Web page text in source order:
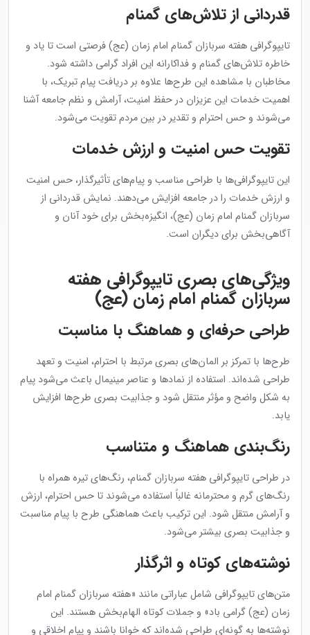
قدردانی از تلاش‌های گمنام
تایپوگرافی هفته سربازان گمنام امام زمان (عج) فرصتی است تا یاد و
خاطره تلاش‌های گمنام و فداکارانه این افراد گرامی داشته شود.
مخاطبان با مشاهده این طرح‌ها علاوه بر دریافت پیام تبریک، با
اهمیت خدمات این عزیزان در حفظ امنیت، آرامش و نظم جامعه آشنا
می‌شوند و حس احترام و تقدیر در بین مردم تقویت می‌شود.
تقویت حس امنیت و ارزش خدمات
این تایپوگرافی‌ها با طراحی مناسب و پیام‌های تأثیرگذار، حس امنیت
و ارزش خدمات را در جامعه افزایش می‌دهند. نمایش قدردانی از
سربازان گمنام امام زمان (عج)، انگیزه‌بخش برای خود آنان و
آگاهی‌بخش برای دیگران است.
ویژگی‌های بصری تایپوگرافی هفته
سربازان گمنام امام زمان (عج)
طراحی حرفه‌ای و هماهنگ با مناسبت
طرح‌ها با تمرکز بر المان‌های بصری مرتبط با احترام، امنیت و تعهد
طراحی شده‌اند. استفاده از نمادها و عناصر مینیمال باعث می‌شود پیام
به شکل واضح و مؤثر منتقل شود و جذابیت بصری طرح‌ها افزایش
یابد.
رنگ‌بندی هماهنگ و متناسب
در طراحی تایپوگرافی هفته سربازان گمنام، رنگ‌های تیره همراه با
رنگ‌های گرم و محترمانه غالباً استفاده می‌شوند تا حس احترام، ارزش
و آرامش منتقل شود. این ترکیب باعث هماهنگی طرح با پیام مناسبت
و جذابیت بصری بیشتر می‌شود.
نوشته‌های کوتاه و اثرگذار
متن‌های تایپوگرافی شامل عباراتی مانند «هفته سربازان گمنام امام
زمان (عج) گرامی باد» و جملات کوتاه الهام‌بخش هستند. این
نوشته‌ها به گونه‌ای طراحی شده‌اند که خوانا باشند و پیام اخلاقی و